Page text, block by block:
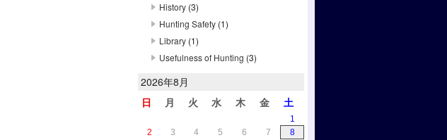
History (3)
Hunting Safety (1)
Library (1)
Usefulness of Hunting (3)
2026年8月
日
月 火 水 木 金 土
1
2
3 4 5 6 7
8